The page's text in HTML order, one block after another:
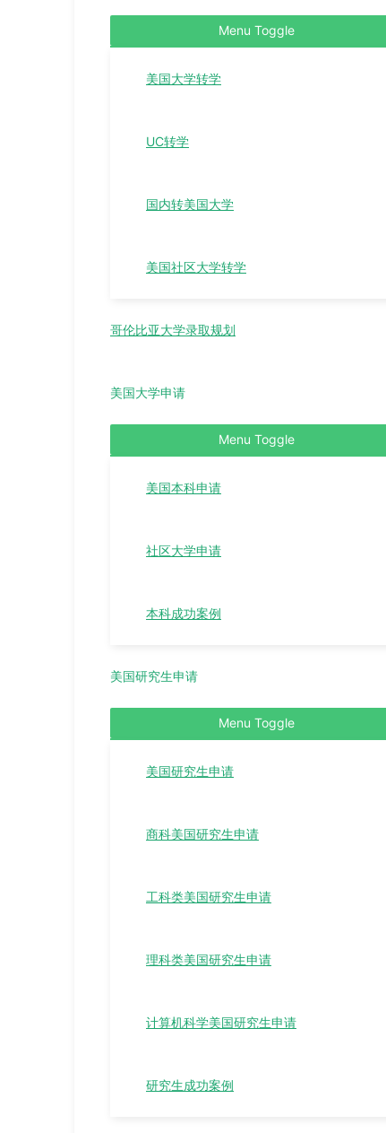
Menu Toggle
美国大学转学
UC转学
国内转美国大学
美国社区大学转学
哥伦比亚大学录取规划
美国大学申请
Menu Toggle
美国本科申请
社区大学申请
本科成功案例
美国研究生申请
Menu Toggle
美国研究生申请
商科美国研究生申请
工科类美国研究生申请
理科类美国研究生申请
计算机科学美国研究生申请
研究生成功案例